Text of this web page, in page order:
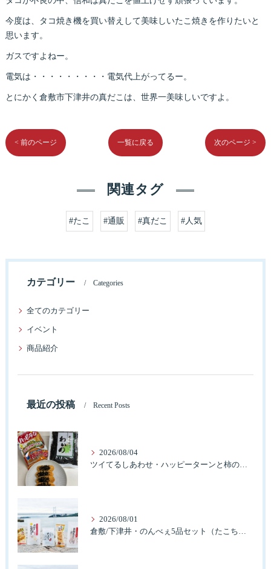
今度は、タコ焼き機を買い替えして美味しいたこ焼きを作りたいと
思います。
ガスですよねー。
電気は・・・・・・・・・電気代上がってるー。
とにかく倉敷市下津井の真だこは、世界一美味しいですよ。
< 前のページ 一覧に戻る 次のページ >
関連タグ
#たこ #通販 #真だこ #人気
カテゴリー Categories
全てのカテゴリー
イベント
商品紹介
最近の投稿 Recent Posts
2026/08/04
ツイてるしあわせ・ハッピーターンと柿の種とそふとわかめふりかけとタコふりかけ・ハッピーコラボレーション
2026/08/01